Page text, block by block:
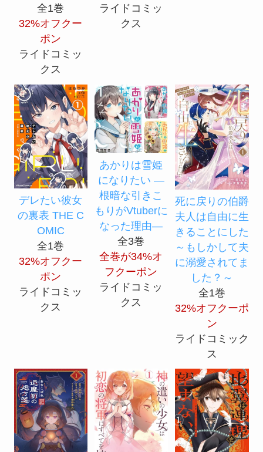
全1巻
32%オフクー
ポン
ライドコミッ
クス
ライドコミッ
クス
デレたい彼女
の裏表 THE C
OMIC
全1巻
32%オフクー
ポン
ライドコミッ
クス
あかりは雪姫
になりたい ―
根暗な引きこ
もりがVtuberに
なった理由―
全3巻
全巻が34%オ
フクーポン
ライドコミッ
クス
死に戻りの伯爵
夫人は自由に生
きることにした
～もしかして夫
に溺愛されてま
した？～
全1巻
32%オフクーポ
ン
ライドコミック
ス